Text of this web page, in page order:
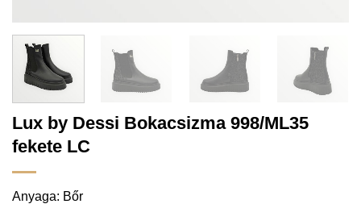
Lux by Dessi Bokacsizma 998/ML35
fekete LC
Anyaga: Bőr